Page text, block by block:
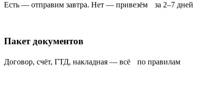
Есть — отправим завтра. Нет — привезём за 2–7 дней
Пакет документов
Договор, счёт, ГТД, накладная — всё по правилам